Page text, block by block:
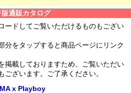
版通販カタログ
ードしてご覧いただけるものもござい
分をタップすると商品ページにリンク
掲載しておりますため、ご覧いただい
ございます。ご了承ください。
x Playboy